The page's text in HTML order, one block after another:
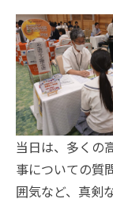
当日は、多くの
事についての質
囲気など、真剣